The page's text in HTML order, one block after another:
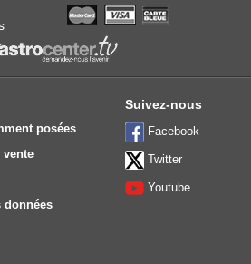
posées
vente
données
Suivez-nous
Facebook
Twitter
Youtube